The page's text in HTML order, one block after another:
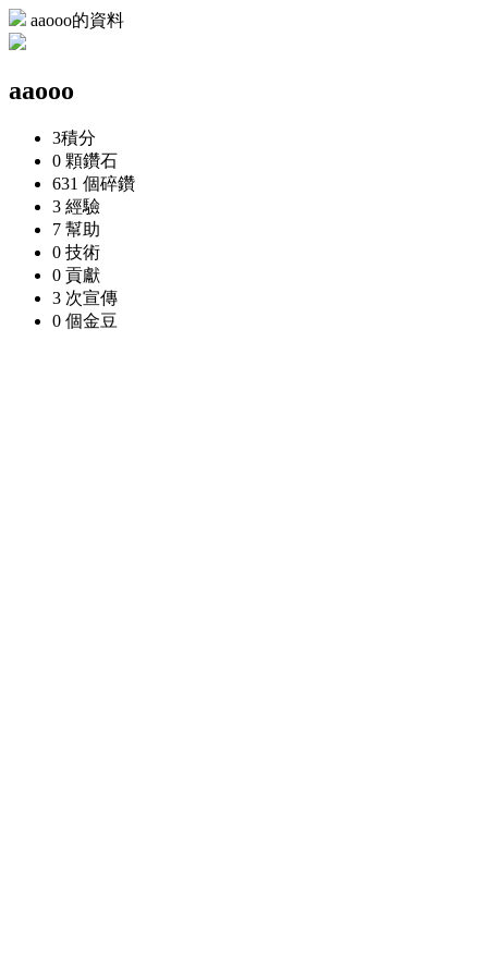
aaooo的資料
aaooo
3積分
0 顆鑽石
631 個碎鑽
3 經驗
7 幫助
0 技術
0 貢獻
3 次宣傳
0 個金豆